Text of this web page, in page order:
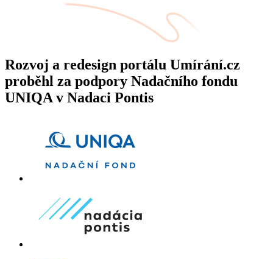
Rozvoj a redesign portálu Umírání.cz
proběhl za podpory Nadačního fondu
UNIQA v Nadaci Pontis